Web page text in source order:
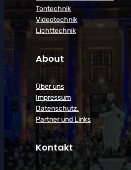
Tontechnik
Videotechnik
Lichttechnik
About
Über uns
Impressum
Datenschutz.
Partner und Links
Kontakt